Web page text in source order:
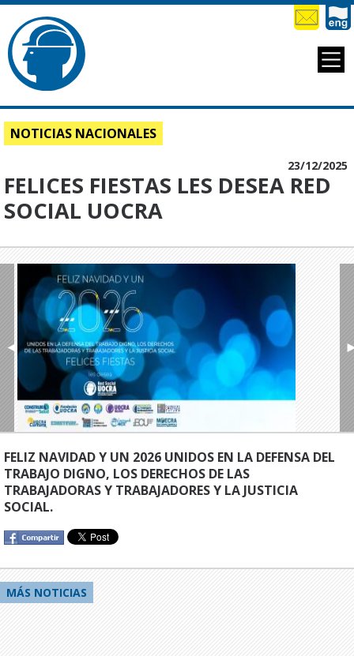
NOTICIAS NACIONALES
23/12/2025
FELICES FIESTAS LES DESEA RED
SOCIAL UOCRA
◄
FELIZ NAVIDAD Y UN 2026 UNIDOS EN LA DEFENSA DEL
TRABAJO DIGNO, LOS DERECHOS DE LAS
TRABAJADORAS Y TRABAJADORES Y LA JUSTICIA
SOCIAL.
MÁS NOTICIAS